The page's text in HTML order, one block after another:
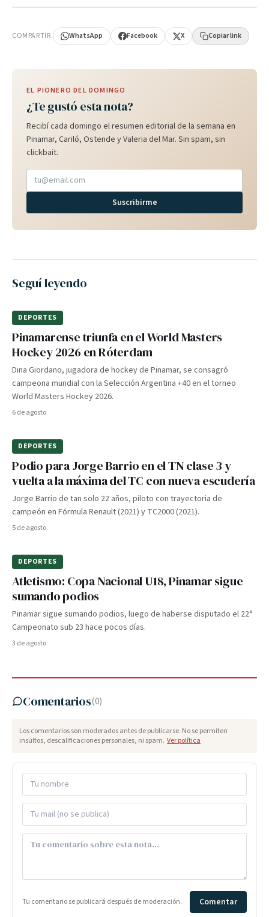
COMPARTIR WhatsApp Facebook X Copiar link
EL PIONERO DEL DOMINGO
¿Te gustó esta nota?
Recibí cada domingo el resumen editorial de la semana en
Pinamar, Cariló, Ostende y Valeria del Mar. Sin spam, sin
clickbait.
Suscribirme
Seguí leyendo
DEPORTES
Pinamarense triunfa en el World Masters
Hockey 2026 en Róterdam
Dina Giordano, jugadora de hockey de Pinamar, se consagró
campeona mundial con la Selección Argentina +40 en el torneo
World Masters Hockey 2026.
6 de agosto
DEPORTES
Podio para Jorge Barrio en el TN clase 3 y
vuelta a la máxima del TC con nueva escudería
Jorge Barrio de tan solo 22 años, piloto con trayectoria de
campeón en Fórmula Renault (2021) y TC2000 (2021).
5 de agosto
DEPORTES
Atletismo: Copa Nacional U18, Pinamar sigue
sumando podios
Pinamar sigue sumando podios, luego de haberse disputado el 22°
Campeonato sub 23 hace pocos días.
3 de agosto
Comentarios(0)
Los comentarios son moderados antes de publicarse. No se permiten
insultos, descalificaciones personales, ni spam. Ver política
Tu comentario se publicará después de moderación. Comentar